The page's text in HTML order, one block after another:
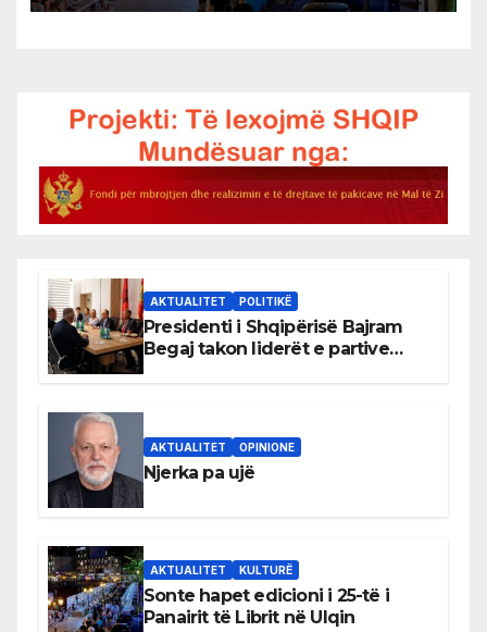
AKTUALITET POLITIKË
Presidenti i Shqipërisë Bajram
Begaj takon liderët e partive
AKTUALITET OPINIONE
Njerka pa ujë
AKTUALITET KULTURË
Sonte hapet edicioni i 25-të i
Panairit të Librit në Ulqin